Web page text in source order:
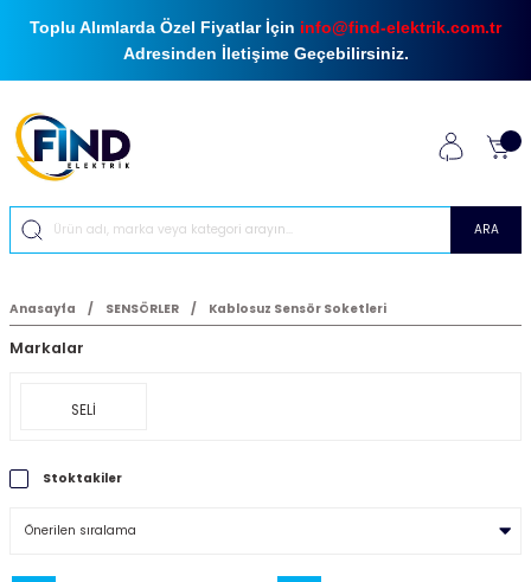
Toplu Alımlarda Özel Fiyatlar İçin info@find-elektrik.com.tr
Adresinden İletişime Geçebilirsiniz.
ARA
Anasayfa SENSÖRLER Kablosuz Sensör Soketleri
Markalar
SELİ
Stoktakiler